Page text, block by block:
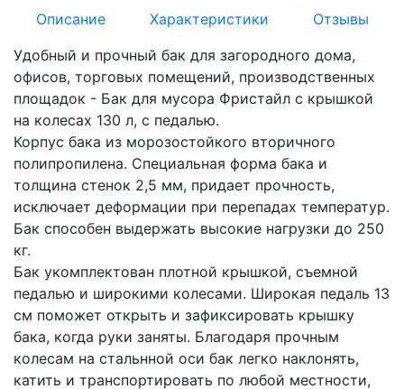
Описание
Характеристики
Отзывы
Удобный и прочный бак для загородного дома,
офисов, торговых помещений, производственных
площадок - Бак для мусора Фристайл с крышкой
на колесах 130 л, с педалью.
Корпус бака из морозостойкого вторичного
полипропилена. Специальная форма бака и
толщина стенок 2,5 мм, придает прочность,
исключает деформации при перепадах температур.
Бак способен выдержать высокие нагрузки до 250
кг.
Бак укомплектован плотной крышкой, съемной
педалью и широкими колесами. Широкая педаль 13
см поможет открыть и зафиксировать крышку
бака, когда руки заняты. Благодаря прочным
колесам на стальнной оси бак легко наклонять,
катить и транспортировать по любой местности,